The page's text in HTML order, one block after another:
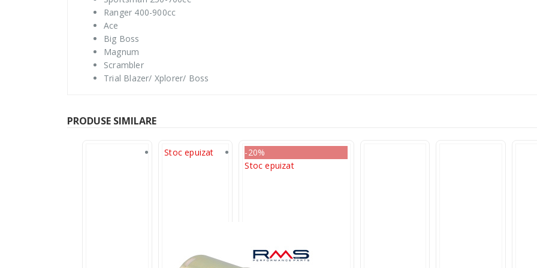
Ranger 400-900cc
Ace
Big Boss
Magnum
Scrambler
Trial Blazer/ Xplorer/ Boss
PRODUSE SIMILARE
Stoc epuizat
-20%
Stoc epuizat